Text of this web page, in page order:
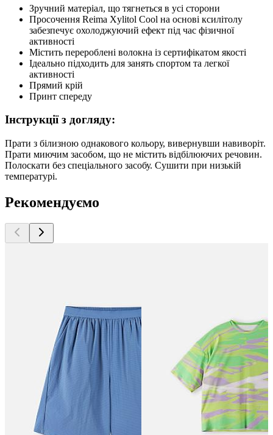
Зручний матеріал, що тягнеться в усі сторони
Просочення Reima Xylitol Cool на основі ксилітолу
забезпечує охолоджуючий ефект під час фізичної
активності
Містить перероблені волокна із сертифікатом якості
Ідеально підходить для занять спортом та легкої
активності
Прямий крій
Принт спереду
Інструкції з догляду:
Прати з білизною однакового кольору, вивернувши навиворіт.
Прати миючим засобом, що не містить відбілюючих речовин.
Полоскати без спеціального засобу. Сушити при низькій
температурі.
Рекомендуємо